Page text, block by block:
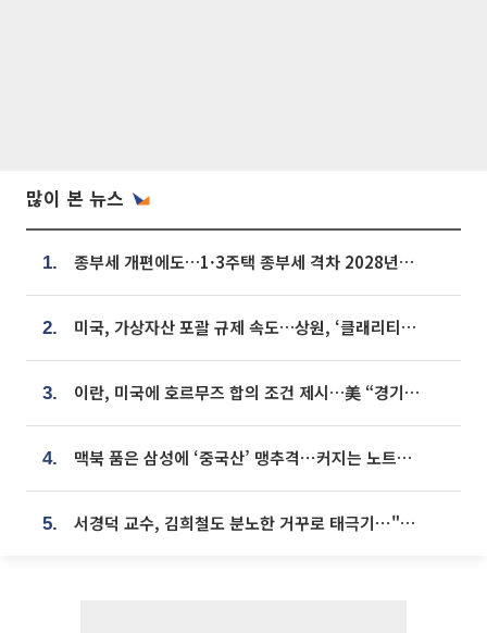
많이 본 뉴스
1. 종부세 개편에도…1·3주택 종부세 격차 2028년부터 확대
2. 미국, 가상자산 포괄 규제 속도…상원, ‘클래리티법’ 9월 절차투표 추진
3. 이란, 미국에 호르무즈 합의 조건 제시…美 “경기 아직 안 끝나” [종합]
4. 맥북 품은 삼성에 ‘중국산’ 맹추격⋯커지는 노트북 OLED 시장
5. 서경덕 교수, 김희철도 분노한 거꾸로 태극기⋯"엉터리는 아냐, 아쉬울 뿐"